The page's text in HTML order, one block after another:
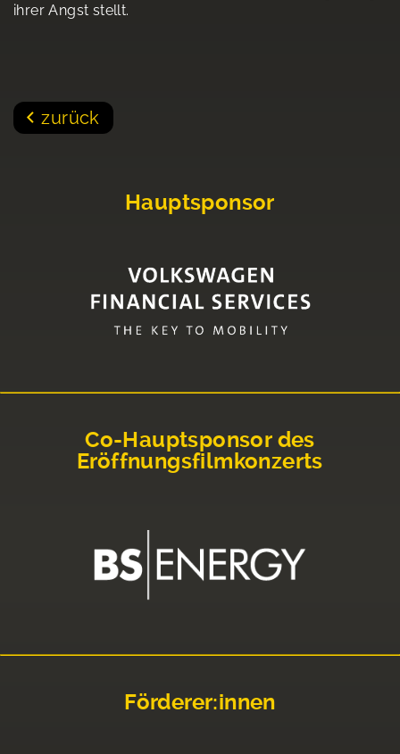
ihrer Angst stellt.
zurück
Hauptsponsor
Co-Hauptsponsor des
Eröffnungsfilmkonzerts
Förderer:innen